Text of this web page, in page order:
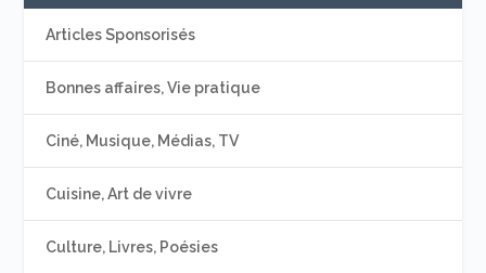
Articles Sponsorisés
Bonnes affaires, Vie pratique
Ciné, Musique, Médias, TV
Cuisine, Art de vivre
Culture, Livres, Poésies